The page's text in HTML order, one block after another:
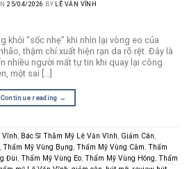
25/04/2026 BY LÊ VĂN VĨNH
khỏi “sốc nhẹ” khi nhìn lại vòng eo của
thậm chí xuất hiện rạn da rõ rệt. Đây là
nhiều người mất tự tin khi quay lại công
một sai […]
Continue reading →
Vĩnh, Bác Sĩ Thẫm Mỹ Lê Văn Vĩnh, Giảm Cân,
, Thẩm Mỹ Vùng Bụng, Thẩm Mỹ Vùng Cằm, Thẩm
Đùi, Thẩm Mỹ Vùng Eo, Thẩm Mỹ Vùng Hông, Thẩm